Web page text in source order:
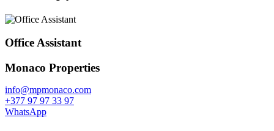
Office Assistant
Monaco Properties
info@mpmonaco.com
+377 97 97 33 97
WhatsApp